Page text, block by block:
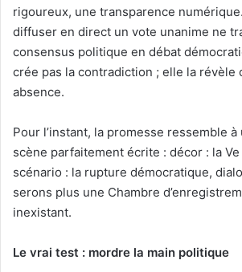
rigoureux, une transparence
diffuser en direct un vote unanime ne
consensus politique en débat
crée pas la contradiction ; elle la révèle
absence.
Pour l’instant, la promesse ressemble à
scène parfaitement écrite : décor : la
scénario : la rupture démocratique,
serons plus une Chambre
inexistant.
Le vrai test : mordre la main politique